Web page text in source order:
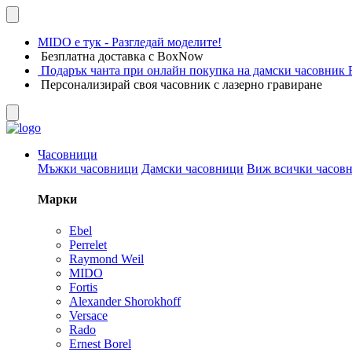
MIDO е тук - Разгледай моделите!
Безплатна доставка с BoxNow
Подарък чанта при онлайн покупка на дамски часовник
Персонализирай своя часовник с лазерно гравиране
Часовници
Мъжки часовници Дамски часовници Виж всички
Марки
Ebel
Perrelet
Raymond Weil
MIDO
Fortis
Alexander Shorokhoff
Versace
Rado
Ernest Borel